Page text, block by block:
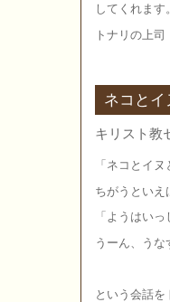
してくれます
トナリの上司
ネコと
キリスト教
「ネコとイ
ちがうといえ
「ようはいっ
うーん、う
という会話